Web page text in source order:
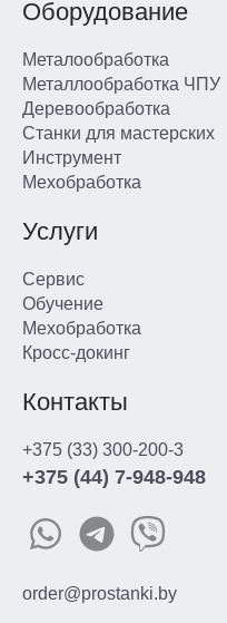
Оборудование
Металообработка
Металлообработка ЧПУ
Деревообработка
Станки для мастерских
Инструмент
Мехобработка
Услуги
Сервис
Обучение
Мехобработка
Кросс-докинг
Контакты
+375 (33) 300-200-3
+375 (44) 7-948-948
order@prostanki.by